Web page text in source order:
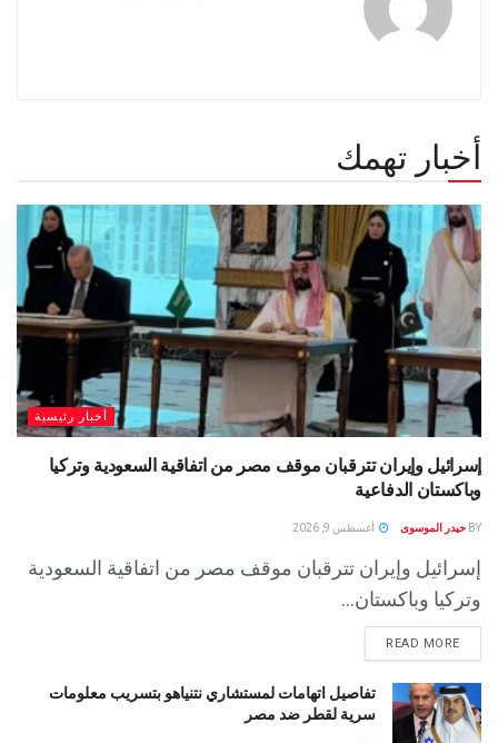
أخبار تهمك
أخبار رئيسية
إسرائيل وإيران تترقبان موقف مصر من اتفاقية السعودية وتركيا
وباكستان الدفاعية
BY حيدر الموسوى أغسطس 9, 2026
إسرائيل وإيران تترقبان موقف مصر من اتفاقية السعودية
وتركيا وباكستان...
READ MORE
تفاصيل اتهامات لمستشاري نتنياهو بتسريب معلومات
سرية لقطر ضد مصر